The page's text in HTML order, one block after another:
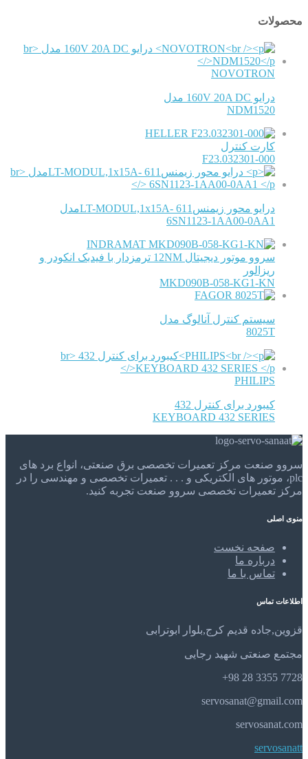
محصولات
NOVOTRON
درایو 160V 20A DC مدل
NDM1520
HELLER
کارت کنترل
F23.032301-000
درایو محور زیمنس611 -LT-MODUL,1x15Aمدل
6SN1123-1AA00-0AA1
INDRAMAT
سروو موتور دیجیتال 12NM ترمزدار با فیدبک انکودر و
ریزالور
MKD090B-058-KG1-KN
FAGOR
سیستم کنترل آنالوگ مدل
8025T
PHILIPS
کیبورد برای کنترل 432
KEYBOARD 432 SERIES
سروو صنعت مرکز تعمیرات تخصصی برق صنعتی، انواع برد های
plc، موتور های الکتریکی و . . . تعمیرات تخصصی و مهندسی را در
مرکز تعمیرات تخصصی سروو صنعت تجربه کنید.
منوی اصلی
صفحه نخست
درباره ما
تماس با ما
اطلاعات تماس
قزوین,جاده قدیم کرج,بلوار ابوترابی
مجتمع صنعتی شهید رجایی
7728 3355 28 98+
servosanat@gmail.com
servosanat.com
servosanatt